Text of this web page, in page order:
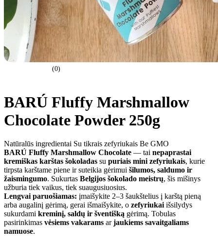
(0)
BARÚ Fluffy Marshmallow
Chocolate Powder 250g
Natūralūs ingredientai Su tikrais zefyriukais Be GMO
BARÚ Fluffy Marshmallow Chocolate — tai nepaprastai
kremiškas karštas šokoladas su puriais mini zefyriukais, kurie
tirpsta karštame piene ir suteikia gėrimui šilumos, saldumo ir
žaismingumo. Sukurtas Belgijos šokolado meistrų, šis mišinys
užburia tiek vaikus, tiek suaugusiuosius.
Lengvai paruošiamas: įmaišykite 2–3 šaukštelius į karštą pieną
arba augalinį gėrimą, gerai išmaišykite, o zefyriukai išsilydys
sukurdami kreminį, saldų ir šventišką gėrimą. Tobulas
pasirinkimas vėsiems vakarams arjaukiems savaitgaliams
namuose.